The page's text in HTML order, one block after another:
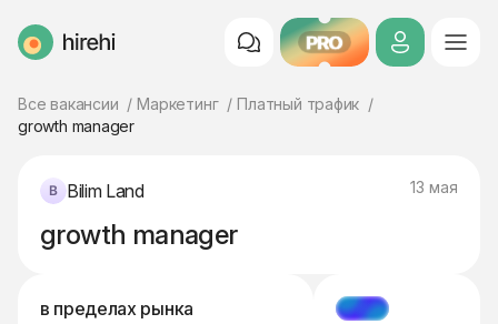
HireHi PRO
Все вакансии Маркетинг
Платный трафик
growth manager
Bilim Land 13 мая
growth manager
в пределах рынка
МЭТЧ